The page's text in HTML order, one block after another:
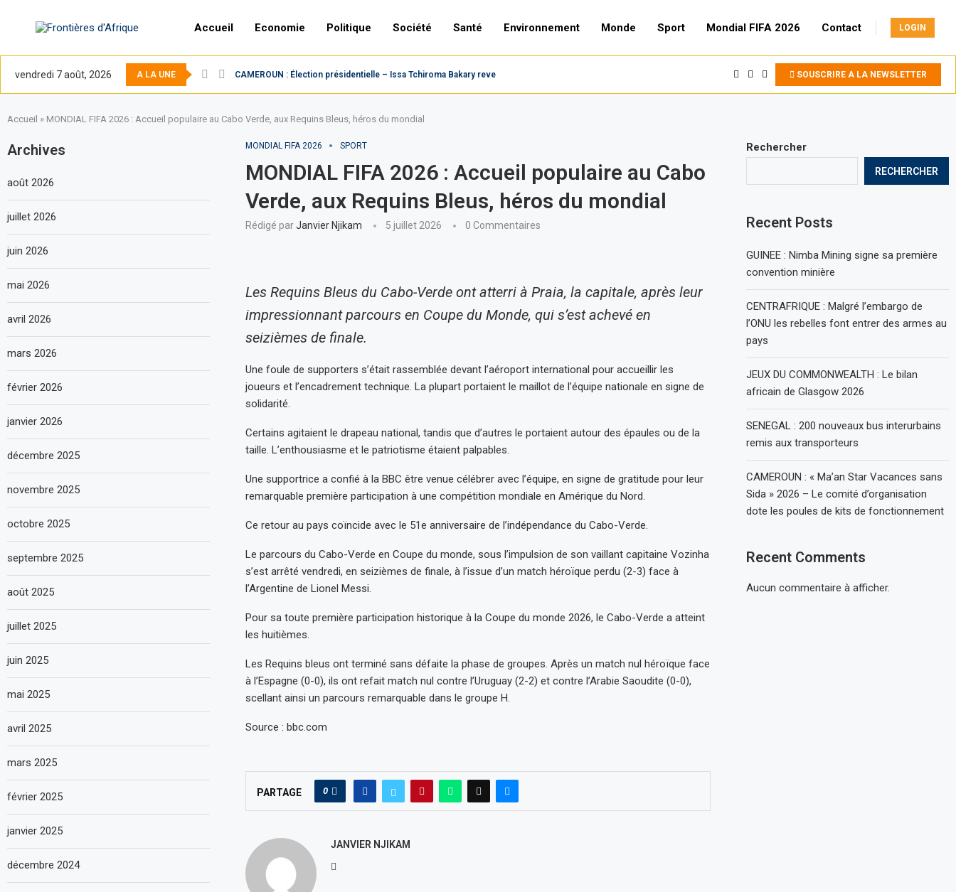
Accueil Economie Politique Société Santé Environnement Monde Sport Mondial FIFA 2026 Contact LOGIN
vendredi 7 août, 2026 A LA UNE CAMEROUN : Élection présidentielle – Issa Tchiroma Bakary revendique la victoire,... SOUSCRIRE A LA NEWSLETTER
Accueil » MONDIAL FIFA 2026 : Accueil populaire au Cabo Verde, aux Requins Bleus, héros du mondial
MONDIAL FIFA 2026 SPORT
MONDIAL FIFA 2026 : Accueil populaire au Cabo
Verde, aux Requins Bleus, héros du mondial
Rédigé parJanvier Njikam 5 juillet 2026 0 Commentaires
Les Requins Bleus du Cabo-Verde ont atterri à Praia, la capitale, après leur
impressionnant parcours en Coupe du Monde, qui s’est achevé en
seizièmes de finale.
Une foule de supporters s’était rassemblée devant l’aéroport international pour accueillir les
joueurs et l’encadrement technique. La plupart portaient le maillot de l’équipe nationale en signe de
solidarité.
Certains agitaient le drapeau national, tandis que d’autres le portaient autour des épaules ou de la
taille. L’enthousiasme et le patriotisme étaient palpables.
Une supportrice a confié à la BBC être venue célébrer avec l’équipe, en signe de gratitude pour leur
remarquable première participation à une compétition mondiale en Amérique du Nord.
Ce retour au pays coïncide avec le 51e anniversaire de l’indépendance du Cabo-Verde.
Le parcours du Cabo-Verde en Coupe du monde, sous l’impulsion de son vaillant capitaine Vozinha
s’est arrêté vendredi, en seizièmes de finale, à l’issue d’un match héroïque perdu (2-3) face à
l’Argentine de Lionel Messi.
Pour sa toute première participation historique à la Coupe du monde 2026, le Cabo-Verde a atteint
les huitièmes.
Les Requins bleus ont terminé sans défaite la phase de groupes. Après un match nul héroïque face
à l’Espagne (0-0), ils ont refait match nul contre l’Uruguay (2-2) et contre l’Arabie Saoudite (0-0),
scellant ainsi un parcours remarquable dans le groupe H.
Source : bbc.com
PARTAGE 0
JANVIER NJIKAM
Rechercher
RECHERCHER
Recent Posts
GUINEE : Nimba Mining signe sa première
convention minière
CENTRAFRIQUE : Malgré l’embargo de
l’ONU les rebelles font entrer des armes au
pays
JEUX DU COMMONWEALTH : Le bilan
africain de Glasgow 2026
SENEGAL : 200 nouveaux bus interurbains
remis aux transporteurs
CAMEROUN : « Ma’an Star Vacances sans
Sida » 2026 – Le comité d’organisation
dote les poules de kits de fonctionnement
Recent Comments
Aucun commentaire à afficher.
Archives
août 2026
juillet 2026
juin 2026
mai 2026
avril 2026
mars 2026
février 2026
janvier 2026
décembre 2025
novembre 2025
octobre 2025
septembre 2025
août 2025
juillet 2025
juin 2025
mai 2025
avril 2025
mars 2025
février 2025
janvier 2025
décembre 2024